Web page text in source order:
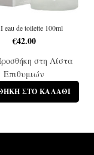
eau de toilette 100ml
€42.00
στη Λίστα
Επιθυμιών
ΣΤΟ ΚΑΛΆΘΙ